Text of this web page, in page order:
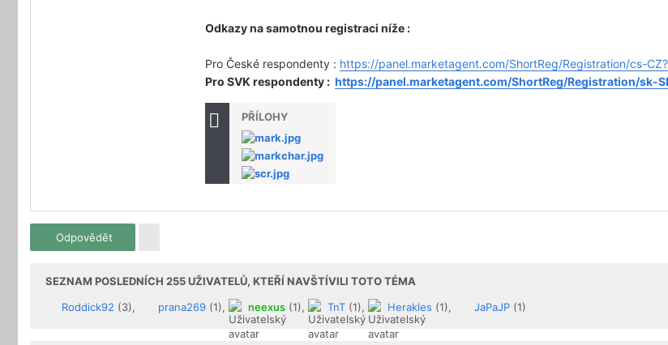
Odkazy na samotnou registraci níže :
Pro České respondenty : https://panel.marketagent.com/ShortReg/Registration/cs-
Pro SVK respondenty : https://panel.marketagent.com/ShortReg/Registration/sk-
PŘÍLOHY
Odpovědět
SEZNAM POSLEDNÍCH 255UŽIVATELŮ, KTEŘÍ NAVŠTÍVILI TOTO TÉMA
Roddick92 (3), prana269 (1), neexus (1), TnT (1), Herakles (1), JaPaJP (1)